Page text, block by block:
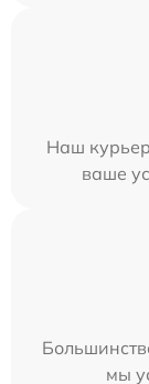
Наш
ваше
мы